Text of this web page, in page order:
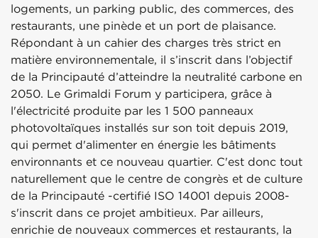
logements, un parking public, des commerces, des
restaurants, une pinède et un port de plaisance.
Répondant à un cahier des charges très strict en
matière environnementale, il s’inscrit dans l’objectif
de la Principauté d’atteindre la neutralité carbone en
2050. Le Grimaldi Forum y participera, grâce à
l'électricité produite par les 1 500 panneaux
photovoltaïques installés sur son toit depuis 2019,
qui permet d'alimenter en énergie les bâtiments
environnants et ce nouveau quartier. C'est donc tout
naturellement que le centre de congrès et de culture
de la Principauté -certifié ISO 14001 depuis 2008-
s'inscrit dans ce projet ambitieux. Par ailleurs,
enrichie de nouveaux commerces et restaurants, la